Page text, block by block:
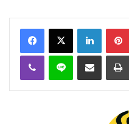
FacebookX Linkedin
Viber Ligne Partager par email